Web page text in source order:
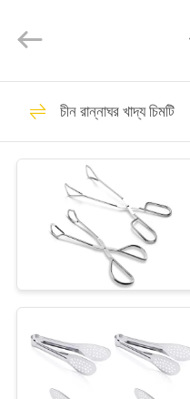
পণ্য
আমাদের
সম্পর্কে
কারখানা
ভ্রমণ
সরবরাহকারী.
Copyright
-
utensils-
set.com.
Rights
সিলিকন
সেট
স্টেইনলেস
পাত্রের সেট
চীন রান্নাঘর খাদ্য চিমটি